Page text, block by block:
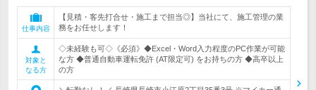
仕事内容
【見積・客先打合せ・施工まで担当◎】当社にて、施工管理の業
務をお任せします！
対象と
なる方
◇未経験も可◇《必須》◆Excel・Word入力程度のPC作業が可能
な方 ◆普通自動車運転免許 (AT限定可) をお持ちの方 ◆高卒以上
の方